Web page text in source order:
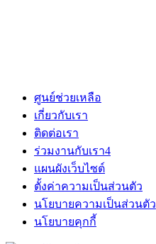
ศูนย์ช่วยเหลือ
เกี่ยวกับเรา
ติดต่อเรา
ร่วมงานกับเรา4
แผนผังเว็บไซต์
ตั้งค่าความเป็นส่วนตัว
นโยบายความเป็นส่วนตัว
นโยบายคุกกี้